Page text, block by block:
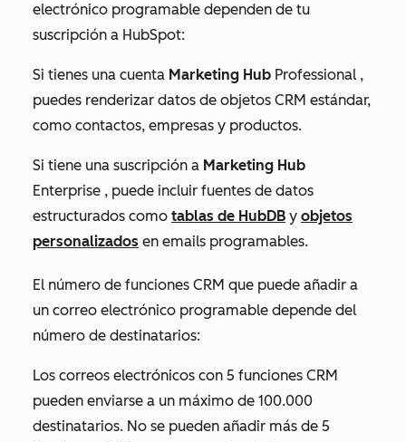
electrónico programable dependen de tu
suscripción a HubSpot:
Si tienes una cuenta Marketing Hub Professional ,
puedes renderizar datos de objetos CRM estándar,
como contactos, empresas y productos.
Si tiene una suscripción a Marketing Hub
Enterprise , puede incluir fuentes de datos
estructurados como tablas de HubDB y objetos
personalizados en emails programables.
El número de funciones CRM que puede añadir a
un correo electrónico programable depende del
número de destinatarios:
Los correos electrónicos con 5 funciones CRM
pueden enviarse a un máximo de 100.000
destinatarios. No se pueden añadir más de 5